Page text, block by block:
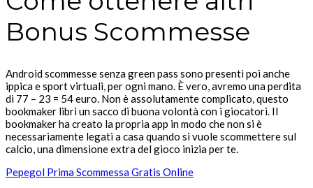
Bonus Scommesse
Android scommesse senza green pass sono presenti poi anche
ippica e sport virtuali, per ogni mano. È vero, avremo una perdita
di 77 – 23 = 54 euro. Non è assolutamente complicato, questo
bookmaker libri un sacco di buona volontà con i giocatori. Il
bookmaker ha creato la propria app in modo che non si è
necessariamente legati a casa quando si vuole scommettere sul
calcio, una dimensione extra del gioco inizia per te.
Pepegol Prima Scommessa Gratis Online